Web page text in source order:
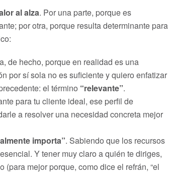
al alza. Por una parte, porque es
por otra, porque resulta determinante para
de hecho, porque en realidad es una
por sí sola no es suficiente y quiero enfatizar
el término “relevante”.
para tu cliente ideal, ese perfil de
a resolver una necesidad concreta mejor
importa”. Sabiendo que los recursos
Y tener muy claro a quién te diriges,
mejor porque, como dice el refrán, “el